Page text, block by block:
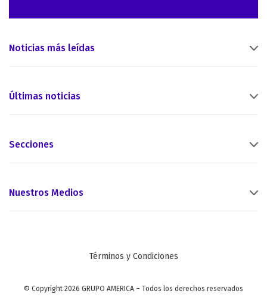
Noticias más leídas
Últimas noticias
Secciones
Nuestros Medios
Términos y Condiciones
© Copyright 2026 GRUPO AMERICA – Todos los derechos reservados